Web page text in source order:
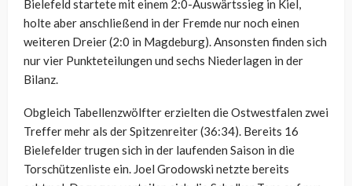
Bielefeld startete mit einem 2:0-Auswärtssieg in Kiel,
holte aber anschließend in der Fremde nur noch einen
weiteren Dreier (2:0 in Magdeburg). Ansonsten finden sich
nur vier Punkteteilungen und sechs Niederlagen in der
Bilanz.
Obgleich Tabellenzwölfter erzielten die Ostwestfalen zwei
Treffer mehr als der Spitzenreiter (36:34). Bereits 16
Bielefelder trugen sich in der laufenden Saison in die
Torschützenliste ein. Joel Grodowski netzte bereits